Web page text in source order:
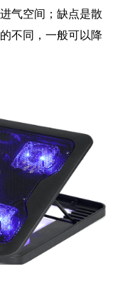
气空间；缺点是散
不同，一般可以降